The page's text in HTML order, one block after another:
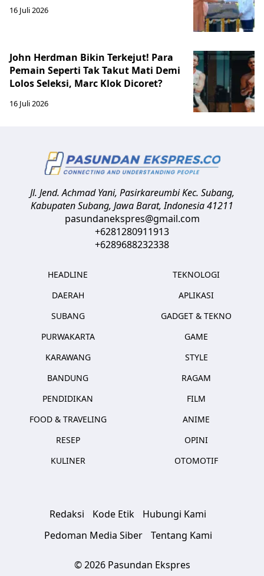
16 Juli 2026
John Herdman Bikin Terkejut! Para
Pemain Seperti Tak Takut Mati Demi
Lolos Seleksi, Marc Klok Dicoret?
16 Juli 2026
Jl. Jend. Achmad Yani, Pasirkareumbi Kec. Subang,
Kabupaten Subang, Jawa Barat,Indonesia41211
pasundanekspres@gmail.com
+6281280911913
+6289688232338
HEADLINE
DAERAH
SUBANG
PURWAKARTA
KARAWANG
BANDUNG
PENDIDIKAN
FOOD & TRAVELING
RESEP
KULINER
TEKNOLOGI
APLIKASI
GADGET & TEKNO
GAME
STYLE
RAGAM
FILM
ANIME
OPINI
OTOMOTIF
Redaksi Kode Etik
Hubungi Kami
Pedoman Media Siber
Tentang Kami
© 2026 Pasundan Ekspres